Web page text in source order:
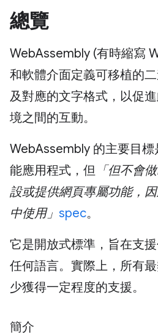
總覽
WebAssembly (有時縮寫
和軟體介面定義可移植的
及對應的文字格式，以促
境之間的互動。
WebAssembly 的主要目
能應用程式，但 「但不會
設或提供網頁專屬功能，
中使用」 spec。
它是開放式標準，旨在支
任何語言。實際上，所有
少獲得一定程度的支援。
簡介